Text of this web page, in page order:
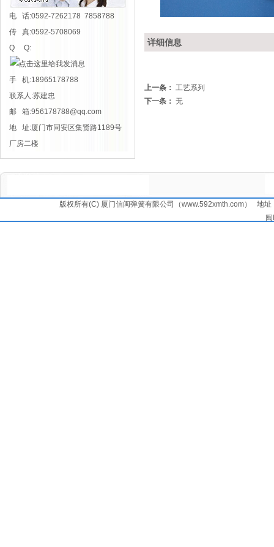
电 话:0592-7262178 7858788
传 真:0592-5708069
Q Q:
手 机:18965178788
联系人:苏建忠
邮 箱:956178788@qq.com
地 址:厦门市同安区集贤路1189号
厂房二楼
详细信息
上一条： 工艺系列
下一条： 无
版权所有(C) 厦门信闽弹簧有限公司（www.592xmth.com） 地